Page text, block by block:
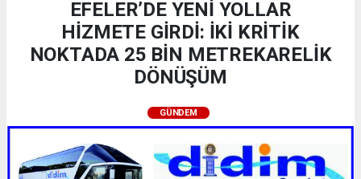
EFELER’DE YENİ YOLLAR
HİZMETE GİRDİ: İKİ KRİTİK
NOKTADA 25 BİN METREKARELİK
DÖNÜŞÜM
GÜNDEM